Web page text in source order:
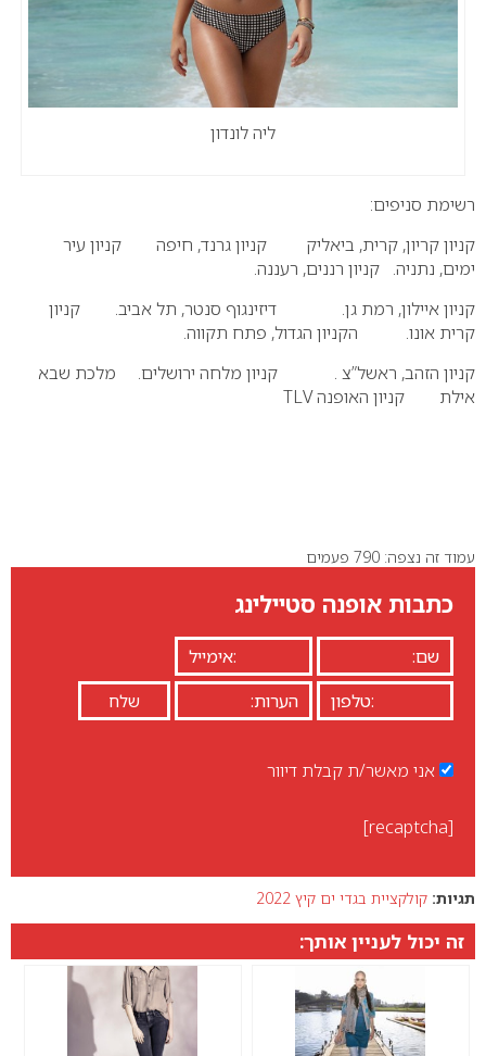
ליה לונדון
רשימת סניפים:
קניון קריון, קרית, ביאליק קניון גרנד, חיפה קניון עיר
ימים, נתניה. קניון רננים, רעננה.
קניון איילון, רמת גן. דיזינגוף סנטר, תל אביב. קניון
קרית אונו. הקניון הגדול, פתח תקווה.
קניון הזהב, ראשל”צ . קניון מלחה ירושלים. מלכת שבא
אילת קניון האופנה TLV
עמוד זה נצפה: 790 פעמים
כתבות אופנה סטיילינג
אני מאשר/ת קבלת דיוור
[recaptcha]
תגיות: קולקציית בגדי ים קיץ 2022
זה יכול לעניין אותך: